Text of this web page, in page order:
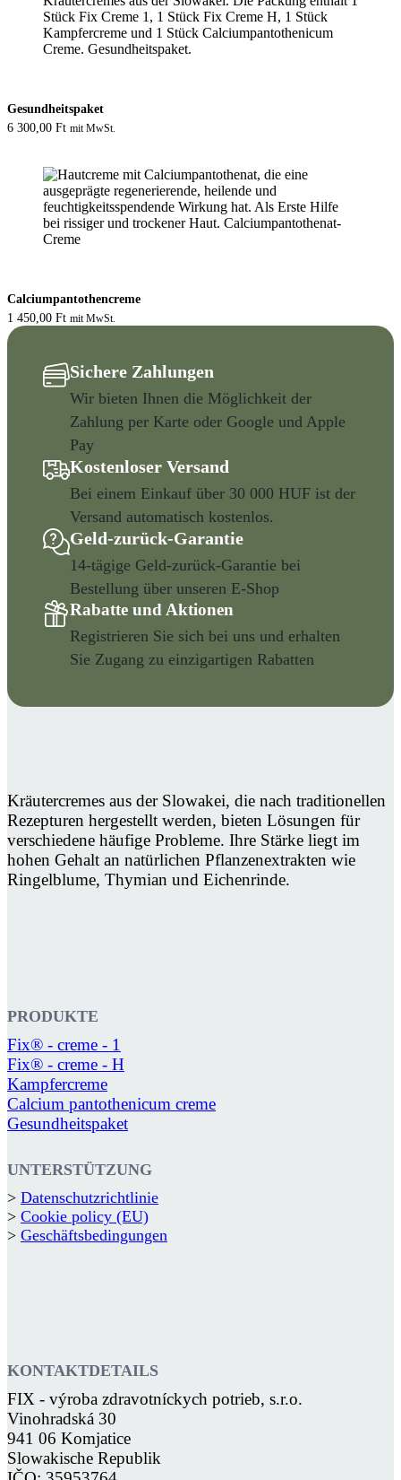
Gesundheitspaket
6 300,00 Ft mit MwSt.
Calciumpantothencreme
1 450,00 Ft mit MwSt.
Sichere Zahlungen
Wir bieten Ihnen die Möglichkeit der
Zahlung per Karte oder Google und Apple
Pay
Kostenloser Versand
Bei einem Einkauf über 30 000 HUF ist der
Versand automatisch kostenlos.
Geld-zurück-Garantie
14-tägige Geld-zurück-Garantie bei
Bestellung über unseren E-Shop
Rabatte und Aktionen
Registrieren Sie sich bei uns und erhalten
Sie Zugang zu einzigartigen Rabatten
Kräutercremes aus der Slowakei, die nach traditionellen
Rezepturen hergestellt werden, bieten Lösungen für
verschiedene häufige Probleme. Ihre Stärke liegt im
hohen Gehalt an natürlichen Pflanzenextrakten wie
Ringelblume, Thymian und Eichenrinde.
PRODUKTE
Fix® - creme - 1
Fix® - creme - H
Kampfercreme
Calcium pantothenicum creme
Gesundheitspaket
UNTERSTÜTZUNG
> Datenschutzrichtlinie
> Cookie policy (EU)
> Geschäftsbedingungen
KONTAKTDETAILS
FIX - výroba zdravotníckych potrieb, s.r.o.
Vinohradská 30
941 06 Komjatice
Slowakische Republik